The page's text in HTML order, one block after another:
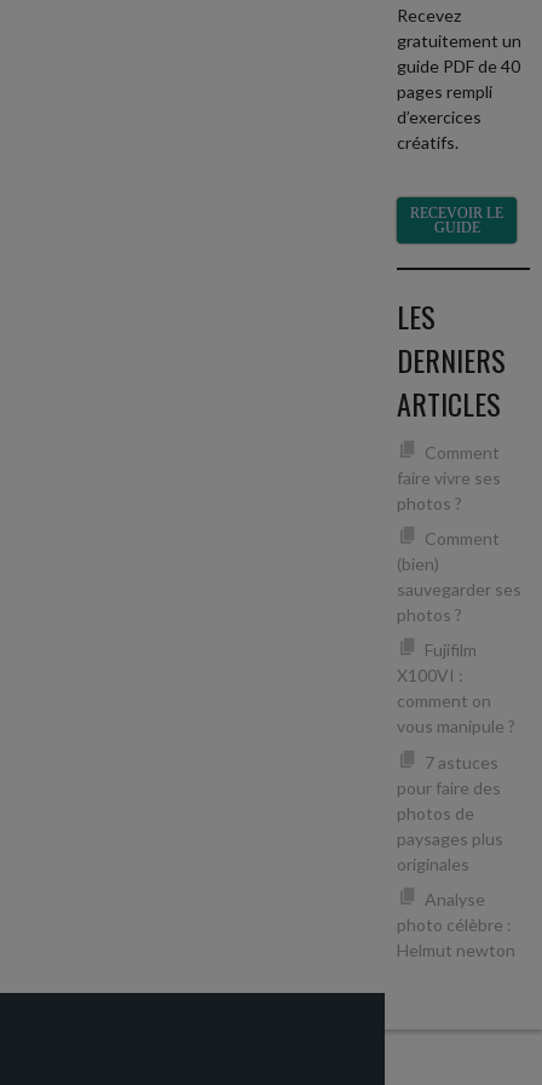
Recevez
gratuitement un
guide PDF de 40
pages rempli
d’exercices
créatifs.
RECEVOIR LE
GUIDE
LES
DERNIERS
ARTICLES
Comment
faire vivre ses
photos ?
Comment
(bien)
sauvegarder ses
photos ?
Fujifilm
X100VI :
comment on
vous manipule ?
7 astuces
pour faire des
photos de
paysages plus
originales
Analyse
photo célèbre :
Helmut newton